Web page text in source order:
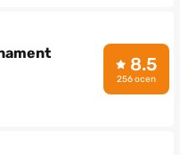
8.5
256 ocen